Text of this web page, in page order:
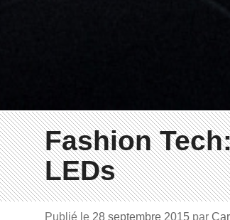
Fashion
LEDs
Publié le 28 septembre 2015 par